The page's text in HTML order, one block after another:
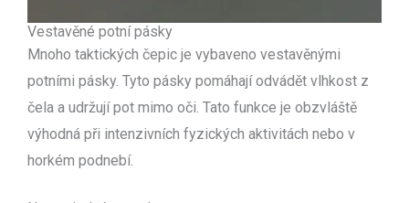
Vestavěné potní pásky
Mnoho taktických čepic je vybaveno vestavěnými
potními pásky. Tyto pásky pomáhají odvádět vlhkost z
čela a udržují pot mimo oči. Tato funkce je obzvláště
výhodná při intenzivních fyzických aktivitách nebo v
horkém podnebí.